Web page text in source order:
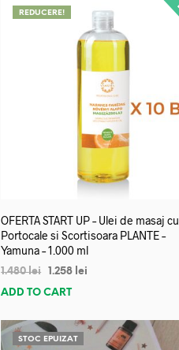
REDUCERE!
OFERTA START UP – Ulei de masaj cu
Portocale si Scortisoara PLANTE –
Yamuna – 1.000 ml
1.480lei 1.258 lei
ADD TO CART
STOC EPUIZAT